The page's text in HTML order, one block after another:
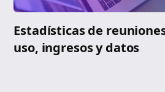
Estadísticas de
uso, ingresos y datos